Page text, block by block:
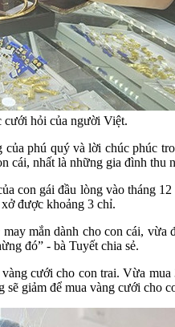
cưới hỏi của người Việt.
phú quý và lời chúc phúc
cái, nhất là những gia đình thu
gái đầu lòng vào tháng
được khoảng 3 chỉ.
mắn dành cho con cái,
đó” - bà Tuyết chia sẻ.
cưới cho con trai. Vừa
giảm để mua vàng cưới cho